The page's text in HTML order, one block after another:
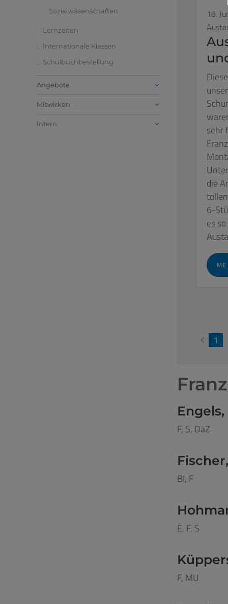
Sozialwissenschaften
Lernzeiten
Internationale Klassen
Schulbuchbestellung
Angebote
Mitwirken
Intern
18.
sehr
die
6-
es
1
Engels,
F, S, DaZ
BI, F
E, F, S
F, MU